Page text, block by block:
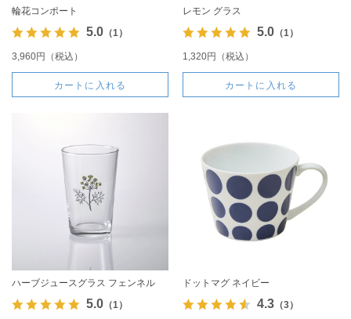
輪花コンポート
5.0（1）
3,960円（税込）
カートに入れる
レモン グラス
5.0（1）
1,320円（税込）
カートに入れる
ハーブジュースグラス フェンネル
5.0（1）
ドットマグ ネイビー
4.3（3）